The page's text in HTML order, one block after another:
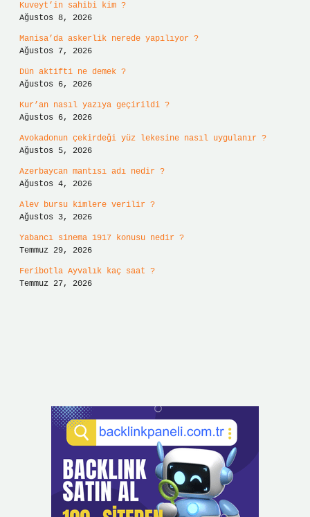
Kuveyt’in sahibi kim ?
Ağustos 8, 2026
Manisa’da askerlik nerede yapılıyor ?
Ağustos 7, 2026
Dün aktifti ne demek ?
Ağustos 6, 2026
Kur’an nasıl yazıya geçirildi ?
Ağustos 6, 2026
Avokadonun çekirdeği yüz lekesine nasıl uygulanır ?
Ağustos 5, 2026
Azerbaycan mantısı adı nedir ?
Ağustos 4, 2026
Alev bursu kimlere verilir ?
Ağustos 3, 2026
Yabancı sinema 1917 konusu nedir ?
Temmuz 29, 2026
Feribotla Ayvalık kaç saat ?
Temmuz 27, 2026